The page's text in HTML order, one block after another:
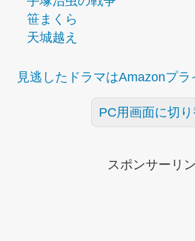
笹まくら
天城越え
見逃したドラマはAmazonプラ
PC用画面に切り
スポンサーリ